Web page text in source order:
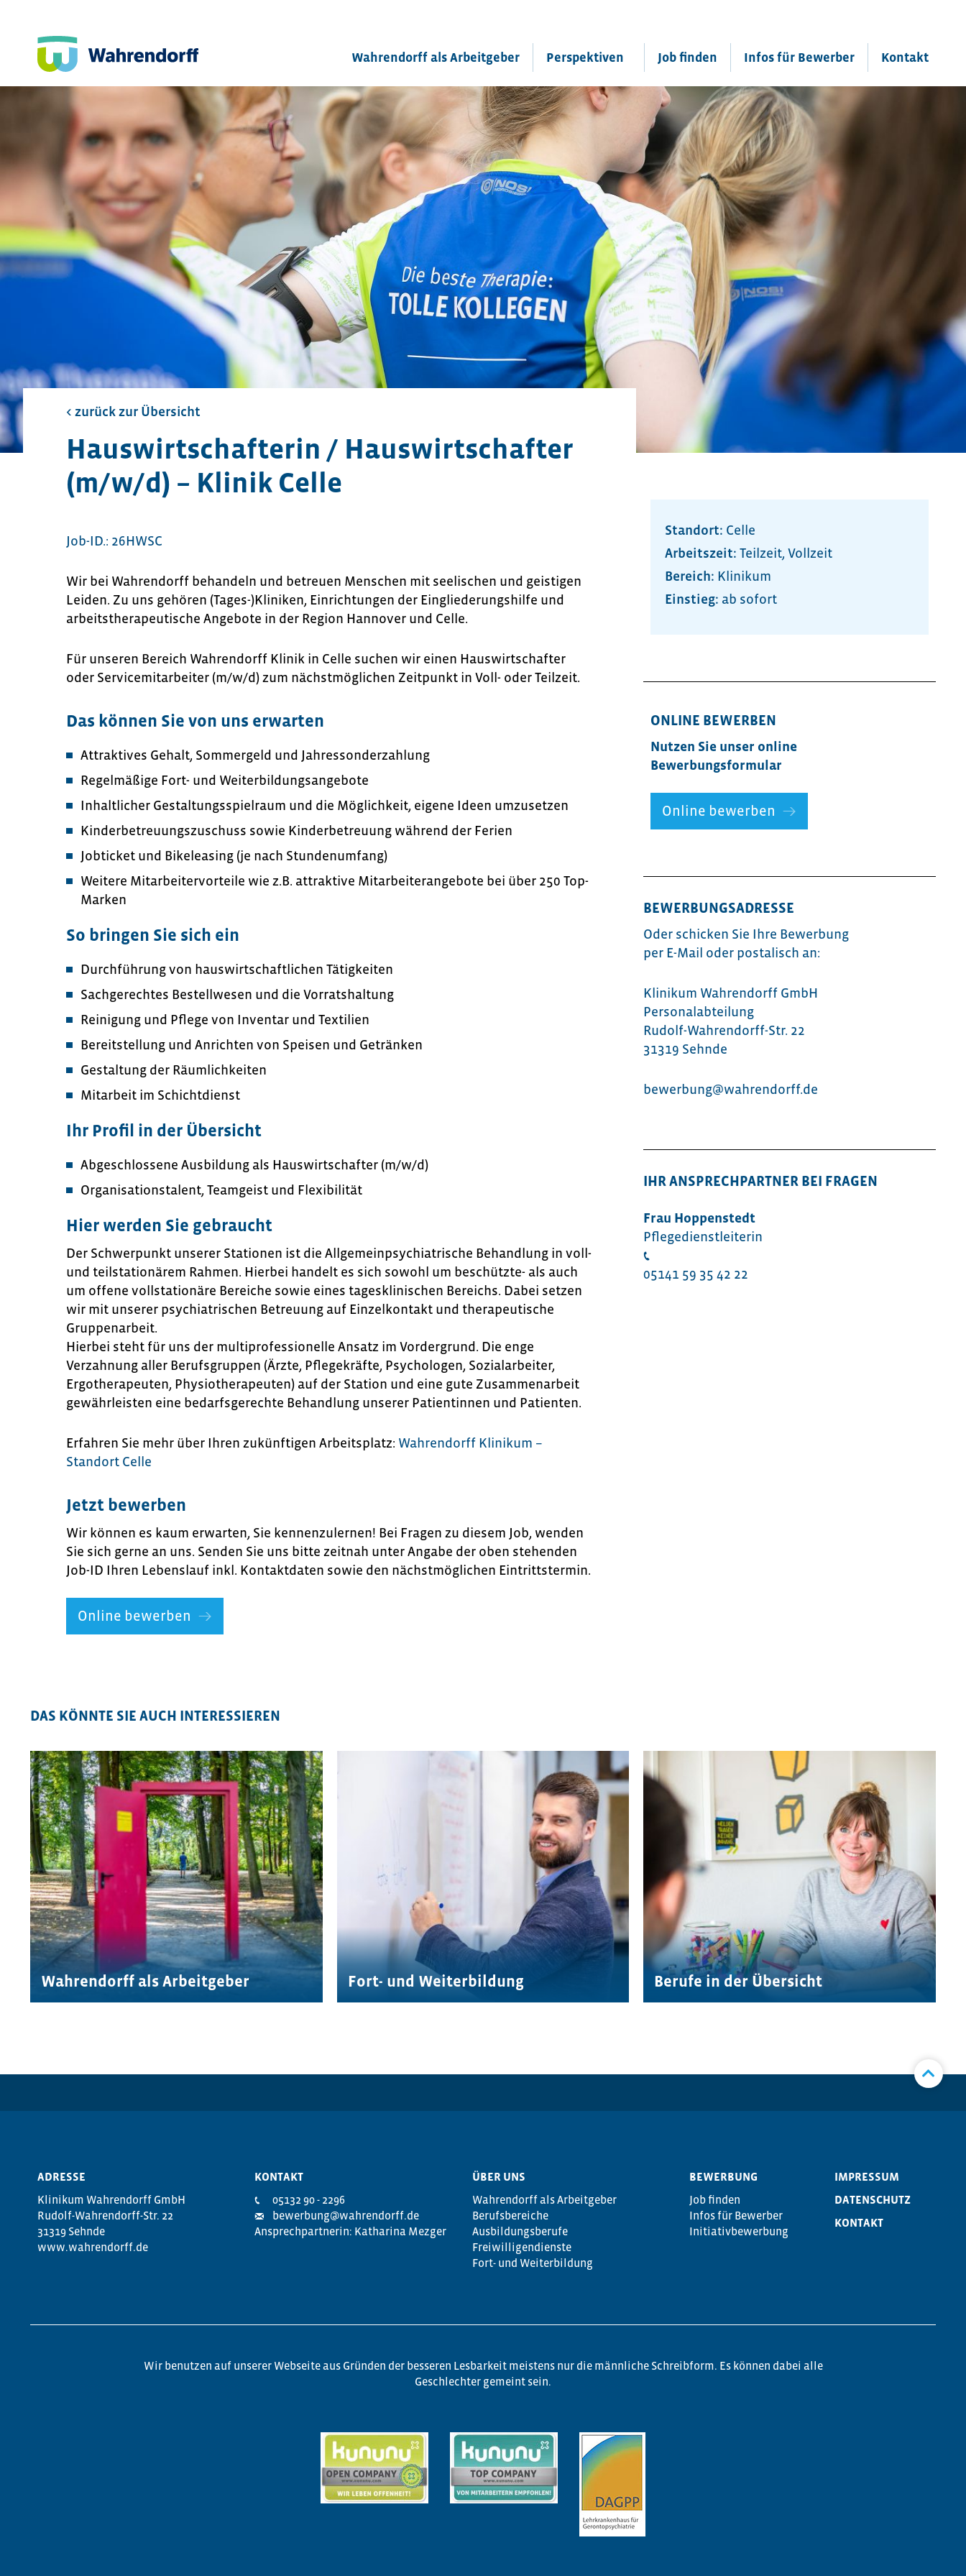
Wahrendorff als Arbeitgeber Perspektiven Job finden Infos für Bewerber Kontakt
< zurück zur Übersicht​
Hauswirtschafterin / Hauswirtschafter
(m/w/d) – Klinik Celle
Job-ID.: 26HWSC
Wir bei Wahrendorff behandeln und betreuen Menschen mit seelischen und geistigen
Leiden. Zu uns gehören (Tages-)Kliniken, Einrichtungen der Eingliederungshilfe und
arbeitstherapeutische Angebote in der Region Hannover und Celle.
Für unseren Bereich Wahrendorff Klinik in Celle suchen wir einen Hauswirtschafter
oder Servicemitarbeiter (m/w/d) zum nächstmöglichen Zeitpunkt in Voll- oder Teilzeit.
Das können Sie von uns erwarten
Attraktives Gehalt, Sommergeld und Jahressonderzahlung
Regelmäßige Fort- und Weiterbildungsangebote
Inhaltlicher Gestaltungsspielraum und die Möglichkeit, eigene Ideen umzusetzen
Kinderbetreuungszuschuss sowie Kinderbetreuung während der Ferien
Jobticket und Bikeleasing (je nach Stundenumfang)
Weitere Mitarbeitervorteile wie z.B. attraktive Mitarbeiterangebote bei über 250 Top-
Marken
So bringen Sie sich ein
Durchführung von hauswirtschaftlichen Tätigkeiten
Sachgerechtes Bestellwesen und die Vorratshaltung
Reinigung und Pflege von Inventar und Textilien
Bereitstellung und Anrichten von Speisen und Getränken
Gestaltung der Räumlichkeiten
Mitarbeit im Schichtdienst
Ihr Profil in der Übersicht
Abgeschlossene Ausbildung als Hauswirtschafter (m/w/d)
Organisationstalent, Teamgeist und Flexibilität
Hier werden Sie gebraucht
Der Schwerpunkt unserer Stationen ist die Allgemeinpsychiatrische Behandlung in voll-
und teilstationärem Rahmen. Hierbei handelt es sich sowohl um beschützte- als auch
um offene vollstationäre Bereiche sowie eines tagesklinischen Bereichs. Dabei setzen
wir mit unserer psychiatrischen Betreuung auf Einzelkontakt und therapeutische
Gruppenarbeit.
Hierbei steht für uns der multiprofessionelle Ansatz im Vordergrund. Die enge
Verzahnung aller Berufsgruppen (Ärzte, Pflegekräfte, Psychologen, Sozialarbeiter,
Ergotherapeuten, Physiotherapeuten) auf der Station und eine gute Zusammenarbeit
gewährleisten eine bedarfsgerechte Behandlung unserer Patientinnen und Patienten.
Erfahren Sie mehr über Ihren zukünftigen Arbeitsplatz: Wahrendorff Klinikum –
Standort Celle
Jetzt bewerben
Wir können es kaum erwarten, Sie kennenzulernen! Bei Fragen zu diesem Job, wenden
Sie sich gerne an uns. Senden Sie uns bitte zeitnah unter Angabe der oben stehenden
Job-ID Ihren Lebenslauf inkl. Kontaktdaten sowie den nächstmöglichen Eintrittstermin.
Online bewerben
Standort: Celle
Arbeitszeit: Teilzeit,Vollzeit
Bereich: Klinikum
ab sofort
ONLINE BEWERBEN
Nutzen Sie unser online
Bewerbungsformular
Online bewerben
BEWERBUNGSADRESSE
Oder schicken Sie Ihre Bewerbung
per E-Mail oder postalisch an:
Klinikum Wahrendorff GmbH
Personalabteilung
Rudolf-Wahrendorff-Str. 22
31319 Sehnde
bewerbung@wahrendorff.de
IHR ANSPRECHPARTNER BEI FRAGEN
Frau Hoppenstedt
Pflegedienstleiterin
05141 59 35 42 22
DAS KÖNNTE SIE AUCH INTERESSIEREN
Wahrendorff als Arbeitgeber Fort- und Weiterbildung Berufe in der Übersicht
ADRESSE
Klinikum Wahrendorff GmbH
Rudolf-Wahrendorff-Str. 22
31319 Sehnde
www.wahrendorff.de
KONTAKT
05132 90 - 2296
bewerbung@wahrendorff.de
Ansprechpartnerin: Katharina Mezger
ÜBER UNS
Wahrendorff als Arbeitgeber
Berufsbereiche
Ausbildungsberufe
Freiwilligendienste
Fort- und Weiterbildung
BEWERBUNG
Job finden
Infos für Bewerber
Initiativbewerbung
IMPRESSUM
DATENSCHUTZ
KONTAKT
Wir benutzen auf unserer Webseite aus Gründen der besseren Lesbarkeit meistens nur die männliche Schreibform. Es können dabei alle
Geschlechter gemeint sein.